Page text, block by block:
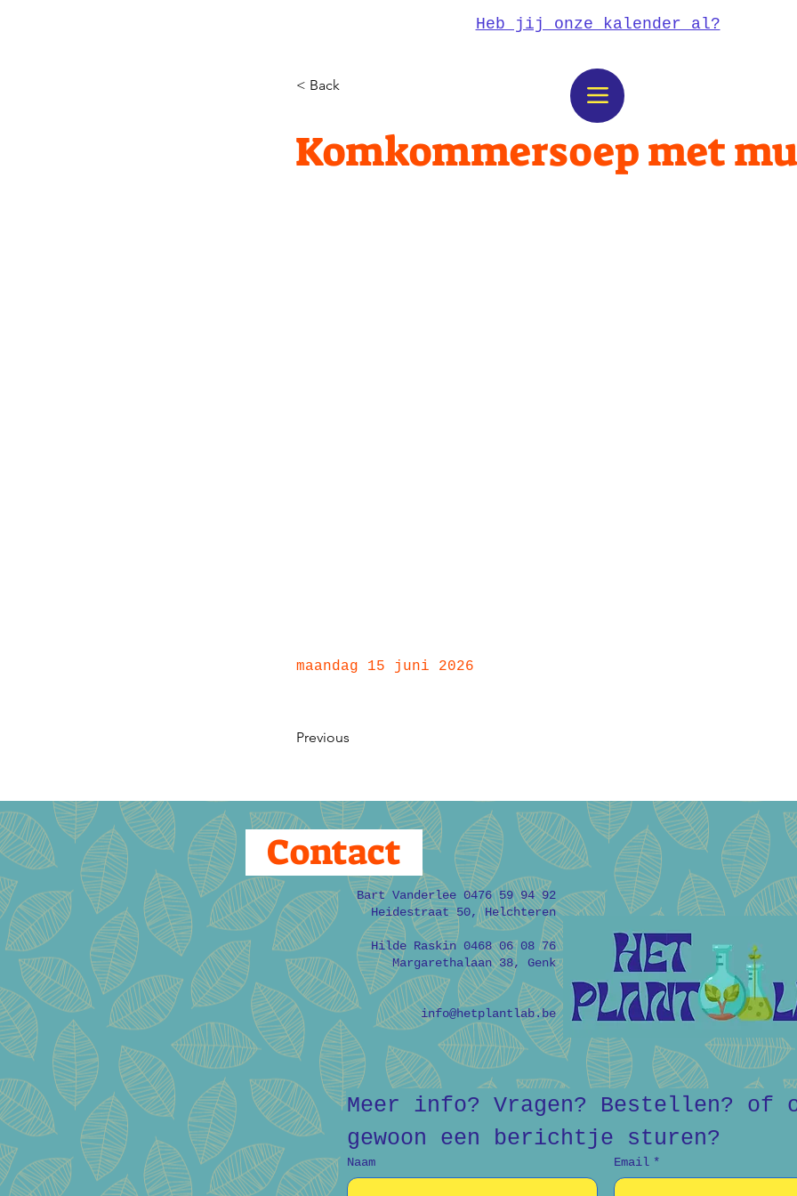
Heb jij onze kalender al?
< Back
Komkommersoep met
maandag 15 juni 2026
Previous
Bart Vanderlee 0476 59 94 92
Heidestraat 50, Helchteren
Hilde Raskin 0468 06 08 76
Margarethalaan 38, Genk
info@hetplantlab.be
Contact
Meer info? Vragen? Bestellen? of
gewoon een berichtje sturen?
Naam Email *